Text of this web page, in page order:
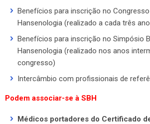
Benefícios para inscrição no
Hansenologia (realizado a cada três
Benefícios para inscrição no Simpósio
Hansenologia (realizado nos anos
congresso)
Intercâmbio com profissionais de
Podem associar-se à SBH
Médicos portadores do Certificado